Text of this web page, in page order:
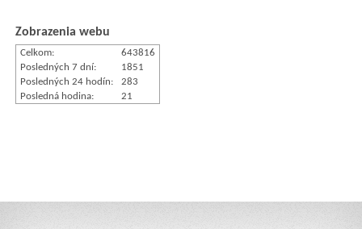
Zobrazenia webu
Celkom:
643816
Posledných 7 dní:
1851
Posledných 24 hodín:
283
Posledná hodina:
21